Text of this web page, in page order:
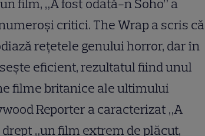
film, „A fost odată-n Soho” a
critici. The Wrap a scris că
rețetele genului horror, dar în
eficient, rezultatul fiind unul
filme britanice ale ultimului
Reporter a caracterizat „A
„un film extrem de plăcut,